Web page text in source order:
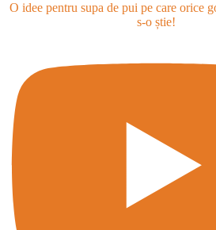
O idee pentru supa de pui pe care orice
s-o știe!